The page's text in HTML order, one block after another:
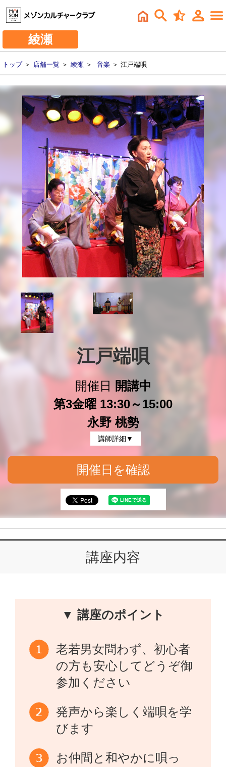
綾瀬
トップ＞ 店舗一覧 ＞ 綾瀬 ＞ 音楽 ＞ 江戸端唄
江戸端唄
開催日
開講中
第3金曜 13:30～15:00
永野 桃勢
講師詳細▼
開催日を確認
講座内容
▼ 講座のポイント
老若男女問わず、初心者
の方も安心してどうぞ御
参加ください
発声から楽しく端唄を学
びます
お仲間と和やかに唄っ